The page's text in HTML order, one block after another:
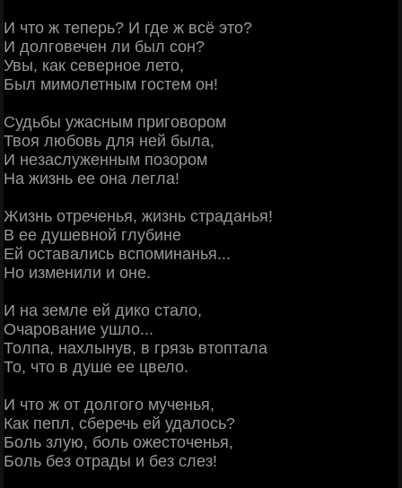
И что ж теперь? И где ж всё это?
И долговечен ли был сон?
Увы, как северное лето,
Был мимолетным гостем он!
Судьбы ужасным приговором
Твоя любовь для ней была,
И незаслуженным позором
На жизнь ее она легла!
Жизнь отреченья, жизнь страданья!
В ее душевной глубине
Ей оставались вспоминанья...
Но изменили и оне.
И на земле ей дико стало,
Очарование ушло...
Толпа, нахлынув, в грязь втоптала
То, что в душе ее цвело.
И что ж от долгого мученья,
Как пепл, сберечь ей удалось?
Боль злую, боль ожесточенья,
Боль без отрады и без слез!